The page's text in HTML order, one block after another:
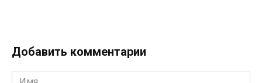
Добавить комментарии
Имя